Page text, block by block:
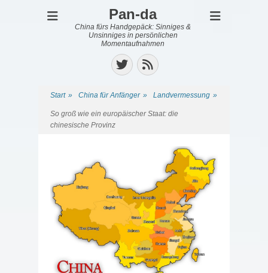
Pan-da
China fürs Handgepäck: Sinniges &
Unsinniges in persönlichen
Momentaufnahmen
Twitter
Feed
Start » China für Anfänger » Landvermessung »
So groß wie ein europäischer Staat: die
chinesische Provinz